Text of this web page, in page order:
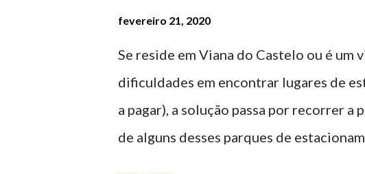
fevereiro 21, 2020
Se reside em Viana do Castelo ou é um
dificuldades em encontrar lugares de
a pagar), a solução passa por recorrer
de alguns desses parques de